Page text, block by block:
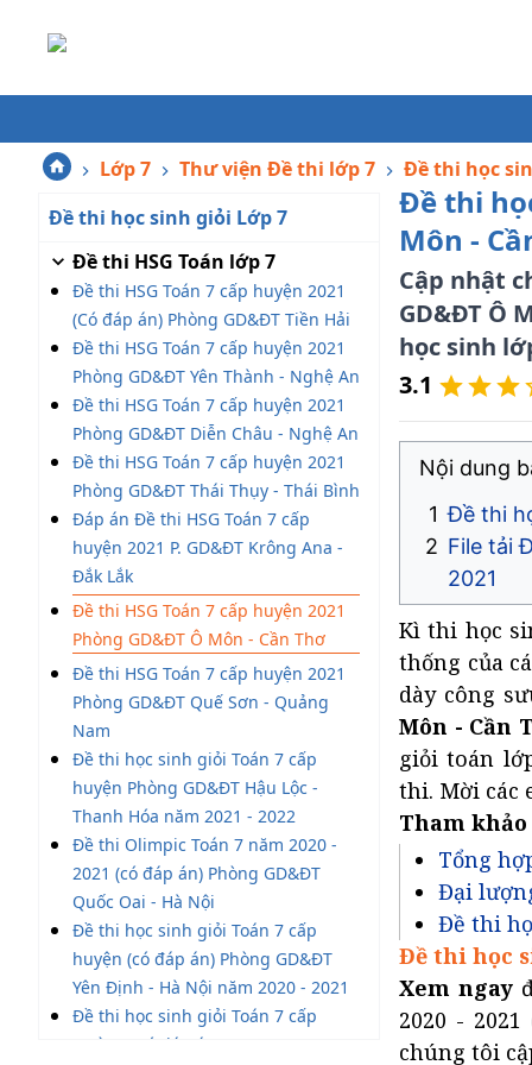
Lớp 7 Thư viện Đề thi lớp 7
Đề thi học
Đề thi học sinh giỏi Lớp 7
Đề thi HSG Toán lớp 7
Đề thi HSG Toán 7 cấp huyện 2021
(Có đáp án) Phòng GD&ĐT Tiền Hải
Đề thi HSG Toán 7 cấp huyện 2021
Phòng GD&ĐT Yên Thành - Nghệ An
Đề thi HSG Toán 7 cấp huyện 2021
Phòng GD&ĐT Diễn Châu - Nghệ An
Đề thi HSG Toán 7 cấp huyện 2021
Phòng GD&ĐT Thái Thụy - Thái Bình
Đáp án Đề thi HSG Toán 7 cấp
huyện 2021 P. GD&ĐT Krông Ana -
Đắk Lắk
Đề thi HSG Toán 7 cấp huyện 2021
Phòng GD&ĐT Ô Môn - Cần Thơ
Đề thi HSG Toán 7 cấp huyện 2021
Phòng GD&ĐT Quế Sơn - Quảng
Nam
Đề thi học sinh giỏi Toán 7 cấp
huyện Phòng GD&ĐT Hậu Lộc -
Thanh Hóa năm 2021 - 2022
Đề thi Olimpic Toán 7 năm 2020 -
2021 (có đáp án) Phòng GD&ĐT
Quốc Oai - Hà Nội
Đề thi học sinh giỏi Toán 7 cấp
huyện (có đáp án) Phòng GD&ĐT
Yên Định - Hà Nội năm 2020 - 2021
Đề thi học sinh giỏi Toán 7 cấp
trường (có đáp án) THCS Trung
Đề thi
Môn -
Cập nhật
GD&ĐT Ô
học sinh
3.1
Nội dung
Đề thi
File tải
2021
Kì thi học
thống của
dày công
Môn - Cần
giỏi toán
thi. Mời các
Tham
Tổng
Đại
Đề thi
Đề thi học
Xem ngay
2020 -
chúng tôi